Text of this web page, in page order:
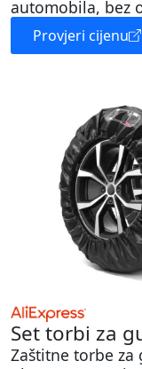
automobila, bez
Provjeri cijenu
Set torbi za
Zaštitne torbe za